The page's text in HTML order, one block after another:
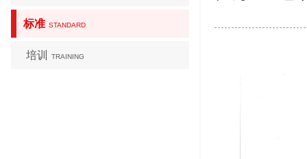
标准 STANDARD
培训 TRAINING